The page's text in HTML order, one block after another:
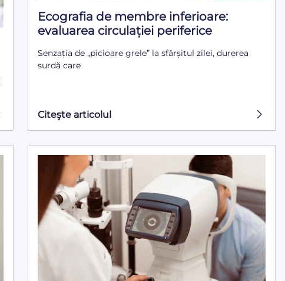
Ecografia de membre inferioare:
evaluarea circulației periferice
Senzația de „picioare grele” la sfârșitul zilei, durerea
surdă care
Citeşte articolul